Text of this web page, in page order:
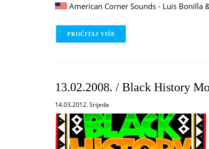
American Corner Sounds - Luis Bonilla
PROČITAJ VIŠE
13.02.2008. / Black History
14.03.2012. Srijeda